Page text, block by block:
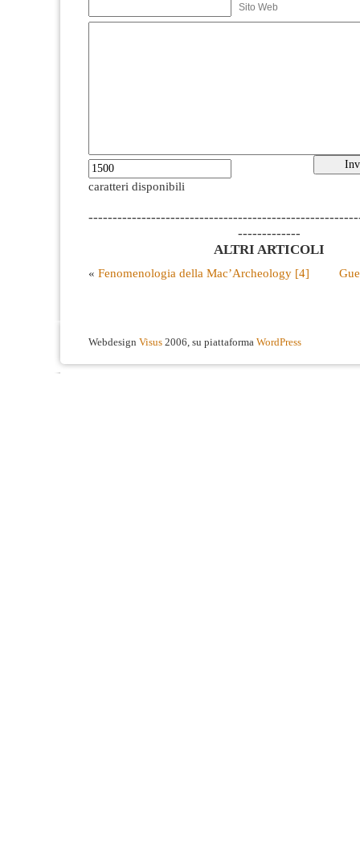
Sito Web
caratteri disponibili
-------------
ALTRI ARTICOLI
« Fenomenologia della Mac’Archeology [4]
Webdesign Visus 2006, su piattaforma WordPress